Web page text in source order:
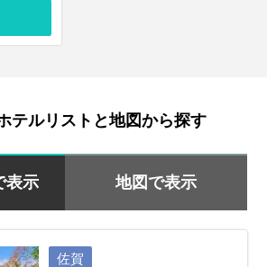
テルリストと地図から探す
表示 地図で表示
佐賀